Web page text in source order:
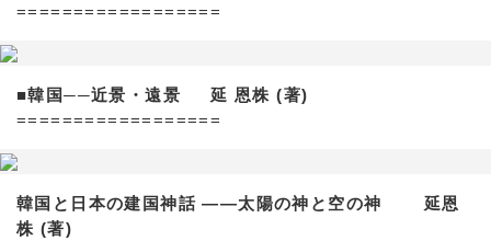
==================
■韓国──近景・遠景 延 恩株 (著)
==================
韓国と日本の建国神話 ——太陽の神と空の神 延恩
株 (著)